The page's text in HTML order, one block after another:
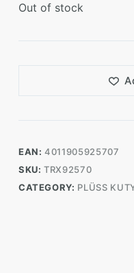
Out of stock
EAN:4011905925707
SKU:TRX92570
CATEGORY: PLÜSS